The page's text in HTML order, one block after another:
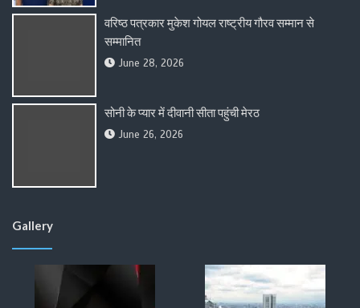
वरिष्ठ पत्रकार मुकेश गोयल राष्ट्रीय गौरव सम्मान से
सम्मानित
June 28, 2026
सोनी के प्यार में दीवानी सीता पहुंची मेरठ
June 26, 2026
Gallery